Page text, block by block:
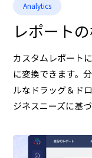
Analytics
レポート
カスタムレポート
に変換できます。
ルなドラッグ＆ド
ジネスニーズに基